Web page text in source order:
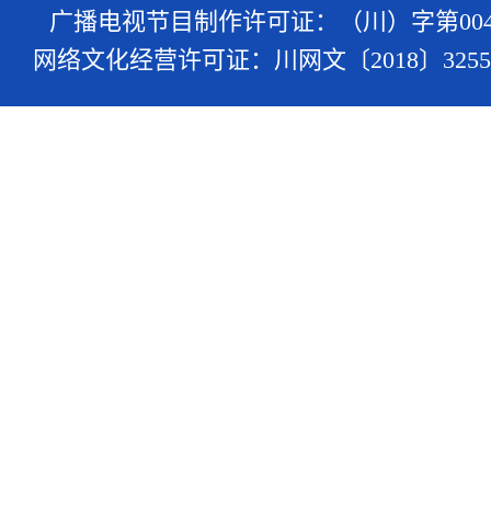
广播电视节目制作许可证：（川）字第
网络文化经营许可证：川网文〔2018〕